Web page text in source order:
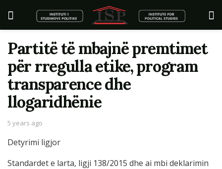
Partitë të mbajnë premtimet
për rregulla etike, program
transparence dhe
llogaridhënie
5 years ago
Detyrimi ligjor
Standardet e larta, ligji 138/2015 dhe ai mbi deklarimin